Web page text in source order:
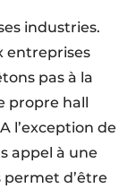
industries.
entreprises
pas à la
propre hall
A l’exception de
appel à une
d’être